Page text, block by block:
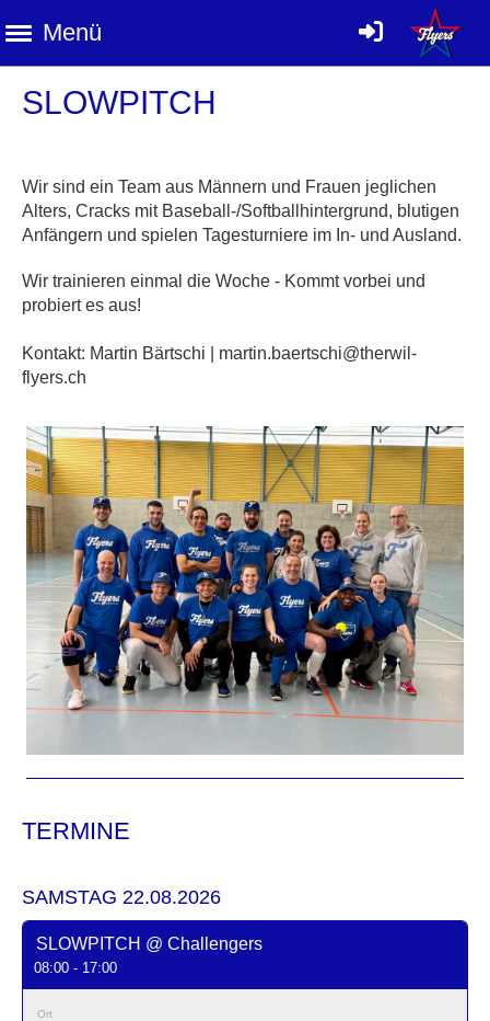
Menü
SLOWPITCH
Wir sind ein Team aus Männern und Frauen jeglichen
Alters, Cracks mit Baseball-/Softballhintergrund, blutigen
Anfängern und spielen Tagesturniere im In- und Ausland.
Wir trainieren einmal die Woche - Kommt vorbei und
probiert es aus!
Kontakt: Martin Bärtschi | martin.baertschi@therwil-
flyers.ch
TERMINE
SAMSTAG 22.08.2026
SLOWPITCH @ Challengers
08:00 - 17:00
Ort